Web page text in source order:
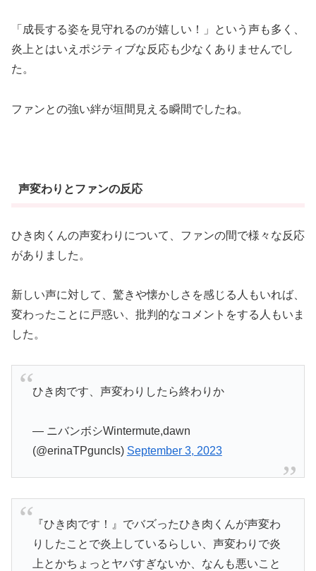
「成長する姿を見守れるのが嬉しい！」という声も多く、
炎上とはいえポジティブな反応も少なくありませんでし
た。
ファンとの強い絆が垣間見える瞬間でしたね。
声変わりとファンの反応
ひき肉くんの声変わりについて、ファンの間で様々な反応
がありました。
新しい声に対して、驚きや懐かしさを感じる人もいれば、
変わったことに戸惑い、批判的なコメントをする人もいま
した。
ひき肉です、声変わりしたら終わりか
— ニバンボシWintermute,dawn
(@erinaTPguncls) September 3, 2023
『ひき肉です！』でバズったひき肉くんが声変わ
りしたことで炎上しているらしい、声変わりで炎
上とかちょっとヤバすぎないか、なんも悪いこと